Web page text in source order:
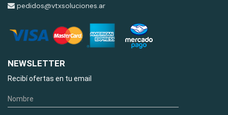
pedidos@vtxsoluciones.ar
NEWSLETTER
Recibí ofertas en tu email